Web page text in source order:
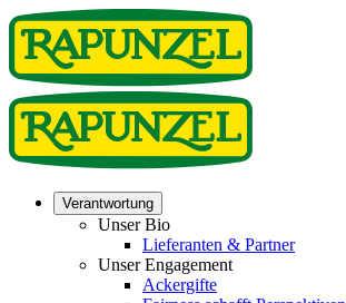
Verantwortung
Unser Bio
Lieferanten & Partner
Unser Engagement
Ackergifte